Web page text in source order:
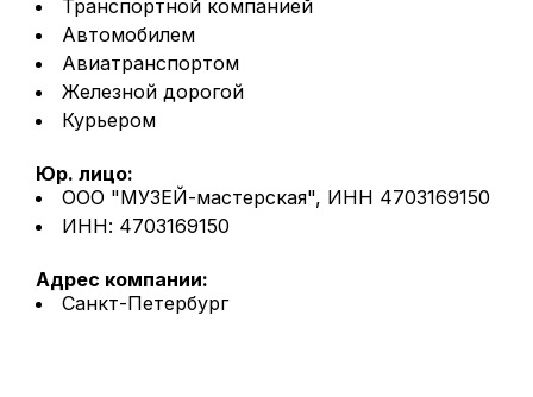
Транспортной компанией
Автомобилем
Авиатранспортом
Железной дорогой
Курьером
Юр. лицо:
ООО "МУЗЕЙ-мастерская", ИНН 4703169150
ИНН: 4703169150
Адрес компании:
Санкт-Петербург